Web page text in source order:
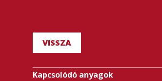
VISSZA
Kapcsolódó anyagok